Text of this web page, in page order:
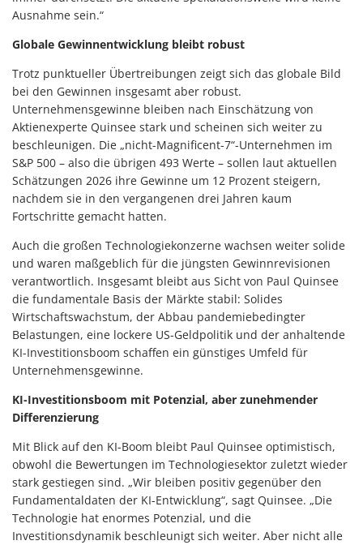
Ausnahme sein.“
Globale Gewinnentwicklung bleibt robust
Trotz punktueller Übertreibungen zeigt sich das globale Bild
bei den Gewinnen insgesamt aber robust.
Unternehmensgewinne bleiben nach Einschätzung von
Aktienexperte Quinsee stark und scheinen sich weiter zu
beschleunigen. Die „nicht-Magnificent-7“-Unternehmen im
S&P 500 – also die übrigen 493 Werte – sollen laut aktuellen
Schätzungen 2026 ihre Gewinne um 12 Prozent steigern,
nachdem sie in den vergangenen drei Jahren kaum
Fortschritte gemacht hatten.
Auch die großen Technologiekonzerne wachsen weiter solide
und waren maßgeblich für die jüngsten Gewinnrevisionen
verantwortlich. Insgesamt bleibt aus Sicht von Paul Quinsee
die fundamentale Basis der Märkte stabil: Solides
Wirtschaftswachstum, der Abbau pandemiebedingter
Belastungen, eine lockere US-Geldpolitik und der anhaltende
KI-Investitionsboom schaffen ein günstiges Umfeld für
Unternehmensgewinne.
KI-Investitionsboom mit Potenzial, aber zunehmender
Differenzierung
Mit Blick auf den KI-Boom bleibt Paul Quinsee optimistisch,
obwohl die Bewertungen im Technologiesektor zuletzt wieder
stark gestiegen sind. „Wir bleiben positiv gegenüber den
Fundamentaldaten der KI-Entwicklung“, sagt Quinsee. „Die
Technologie hat enormes Potenzial, und die
Investitionsdynamik beschleunigt sich weiter. Aber nicht alle